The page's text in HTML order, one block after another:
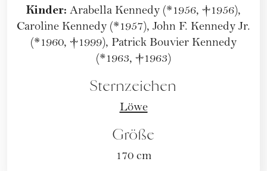
Kinder: Arabella Kennedy (*1956, †1956),
Caroline Kennedy (*1957), John F. Kennedy Jr.
(*1960, †1999), Patrick Bouvier Kennedy
(*1963, †1963)
Sternzeichen
Löwe
Größe
170 cm